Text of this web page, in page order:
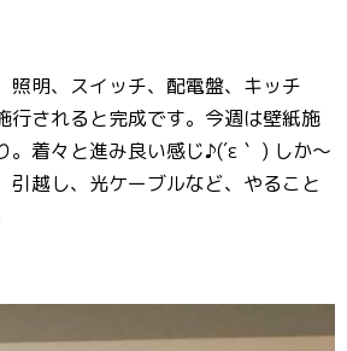
照明、スイッチ、配電盤、キッチ
行されると完成です。今週は壁紙施
。着々と進み良い感じ♪(´ε｀ ) しか～
引越し、光ケーブルなど、やること